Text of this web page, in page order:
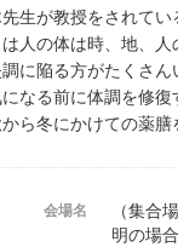
生が教授をされて
人の体は時、地、
に陥る方がたくさん
なる前に体調を修復
ら冬にかけての薬膳
会場名
（集合
明の場